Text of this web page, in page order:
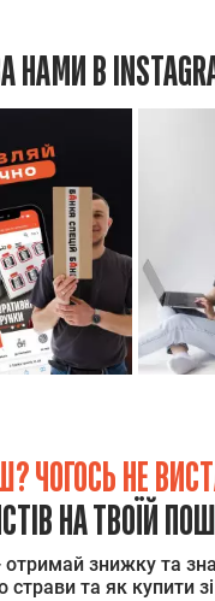
НАМИ В
ЧОГОСЬ НЕ
НА ТВОЇЙ
знижку та
страви та як купити